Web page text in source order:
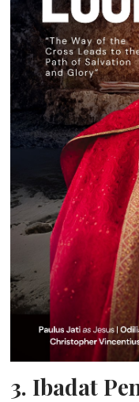
3. Ibadat